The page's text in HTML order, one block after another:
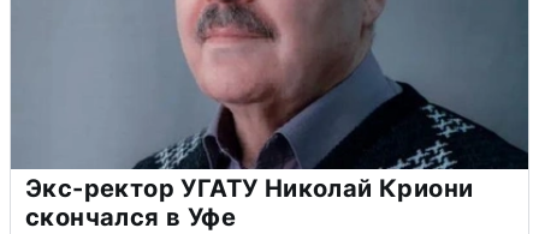
Экс-ректор УГАТУ Николай Криони
скончался в Уфе